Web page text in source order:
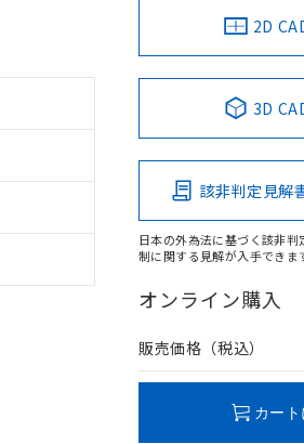
2D
3D
該非判定見解
日本の外為法に基づく該非判
制に関する見解が入手できま
オンライン購入
販売価格（税込）
カー